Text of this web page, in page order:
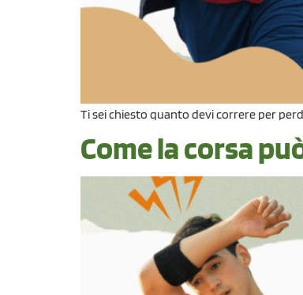
Ti sei chiesto quanto devi correre per
Come la corsa